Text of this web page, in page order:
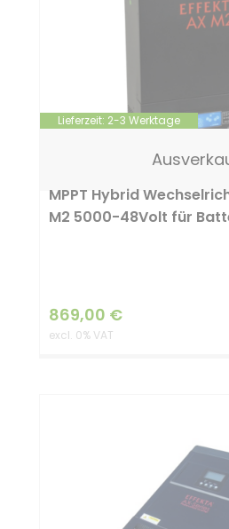
Lieferzeit: 2-3 Werktage
MPPT Hybrid
M2 5000-48Volt für
869,00 €
excl. 0% VAT